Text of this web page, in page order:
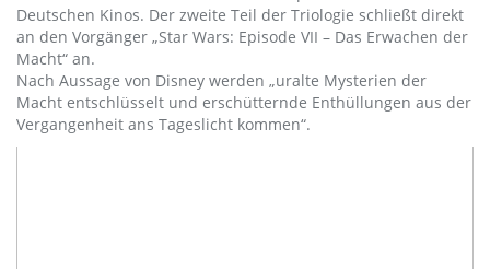
Deutschen Kinos. Der zweite Teil der Triologie schließt direkt
an den Vorgänger „Star Wars: Episode VII – Das Erwachen der
Macht“ an.
Nach Aussage von Disney werden „uralte Mysterien der
Macht entschlüsselt und erschütternde Enthüllungen aus der
Vergangenheit ans Tageslicht kommen“.